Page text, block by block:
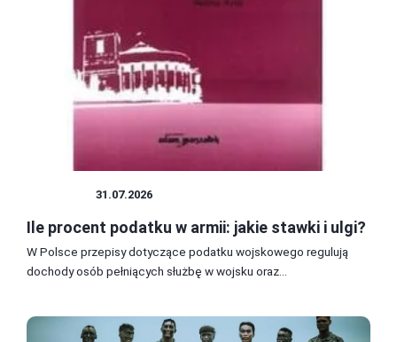
31.07.2026
Ile procent podatku w armii: jakie stawki i ulgi?
W Polsce przepisy dotyczące podatku wojskowego regulują
dochody osób pełniących służbę w wojsku oraz...